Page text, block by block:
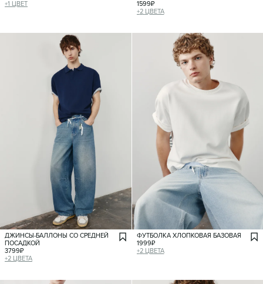
+1 ЦВЕТ 1599₽
+2 ЦВЕТА
ДЖИНСЫ-БАЛЛОНЫ СО СРЕДНЕЙ
ПОСАДКОЙ
3799₽
+2 ЦВЕТА
ФУТБОЛКА ХЛОПКОВАЯ БАЗОВАЯ
1999₽
+2 ЦВЕТА